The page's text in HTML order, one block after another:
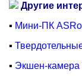
Другие
▪ Мини-ПК
▪
▪ Экшен-камера